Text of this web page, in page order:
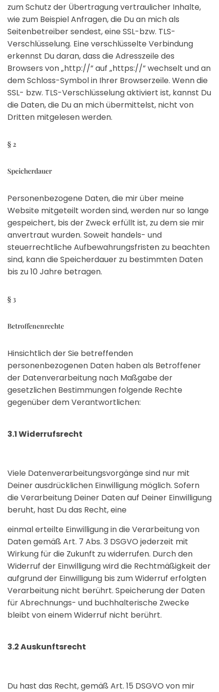
zum Schutz der Übertragung vertraulicher Inhalte,
wie zum Beispiel Anfragen, die Du an mich als
Seitenbetreiber sendest, eine SSL-bzw. TLS-
Verschlüsselung. Eine verschlüsselte Verbindung
erkennst Du daran, dass die Adresszeile des
Browsers von „http://” auf „https://” wechselt und an
dem Schloss-Symbol in Ihrer Browserzeile. Wenn die
SSL- bzw. TLS-Verschlüsselung aktiviert ist, kannst Du
die Daten, die Du an mich übermittelst, nicht von
Dritten mitgelesen werden.
§ 2
Speicherdauer
Personenbezogene Daten, die mir über meine
Website mitgeteilt worden sind, werden nur so lange
gespeichert, bis der Zweck erfüllt ist, zu dem sie mir
anvertraut wurden. Soweit handels- und
steuerrechtliche Aufbewahrungsfristen zu beachten
sind, kann die Speicherdauer zu bestimmten Daten
bis zu 10 Jahre betragen.
§ 3
Betroffenenrechte
Hinsichtlich der Sie betreffenden
personenbezogenen Daten haben als Betroffener
der Datenverarbeitung nach Maßgabe der
gesetzlichen Bestimmungen folgende Rechte
gegenüber dem Verantwortlichen:
3.1 Widerrufsrecht
Viele Datenverarbeitungsvorgänge sind nur mit
Deiner ausdrücklichen Einwilligung möglich. Sofern
die Verarbeitung Deiner Daten auf Deiner Einwilligung
beruht, hast Du das Recht, eine
einmal erteilte Einwilligung in die Verarbeitung von
Daten gemäß Art. 7 Abs. 3 DSGVO jederzeit mit
Wirkung für die Zukunft zu widerrufen. Durch den
Widerruf der Einwilligung wird die Rechtmäßigkeit der
aufgrund der Einwilligung bis zum Widerruf erfolgten
Verarbeitung nicht berührt. Speicherung der Daten
für Abrechnungs- und buchhalterische Zwecke
bleibt von einem Widerruf nicht berührt.
3.2 Auskunftsrecht
Du hast das Recht, gemäß Art. 15 DSGVO von mir